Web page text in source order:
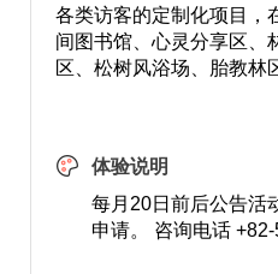
各类访客的定制化项目，
间图书馆、心灵分享区、
区、松树风浴场、胎教林
体验说明
每月20日前后公告活
申请。 咨询电话